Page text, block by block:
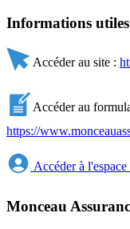
Informations
Accéder au site :
Accéder au
https://
Accéder à
Monceau